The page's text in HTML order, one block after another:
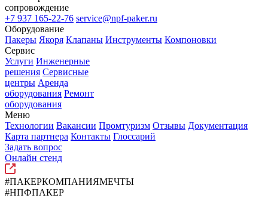
сопровождение
+7 937 165-22-76 service@npf-paker.ru
Оборудование
Пакеры Якоря Клапаны Инструменты Компоновки
Сервис
Услуги Инженерные
решения Сервисные
центры Аренда
оборудования Ремонт
оборудования
Меню
Технологии Вакансии Промтуризм Отзывы Документация
Карта партнера Контакты Глоссарий
Задать вопрос
Онлайн стенд
#ПАКЕРКОМПАНИЯМЕЧТЫ
#НПФПАКЕР